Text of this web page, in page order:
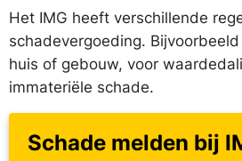
Het IMG heeft verschillende
schadevergoeding.
huis of gebouw, voor
immateriële schade.
Schade melden bij